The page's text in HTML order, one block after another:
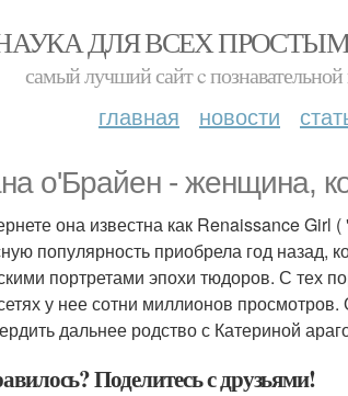
ДЛЯ ВСЕХ
самый лучший сайт c
главная новости
о'Брайен - женщина,
она известна как Renaissance
популярность приобрела год назад,
портретами эпохи тюдоров. С тех
у нее сотни миллионов
дальнее родство с Катериной
Поделитесь с друзьями!